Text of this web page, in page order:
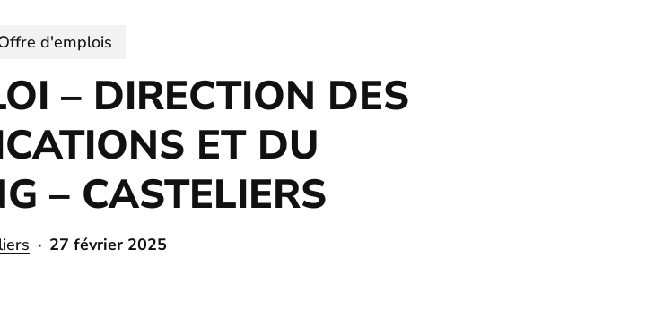
d'emplois
– DIRECTION DES
ET DU
– CASTELIERS
27 février 2025